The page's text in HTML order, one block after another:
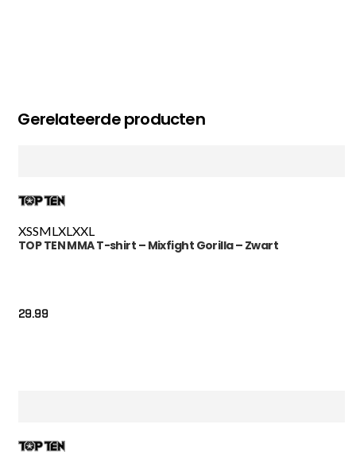
Gerelateerde producten
XSSMLXLXXL
TOP TEN MMA T-shirt – Mixfight Gorilla – Zwart
29.99